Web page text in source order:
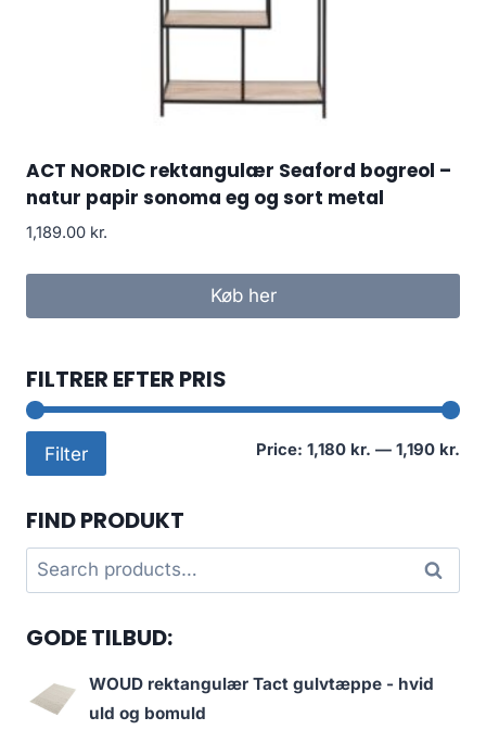
ACT NORDIC rektangulær Seaford bogreol –
natur papir sonoma eg og sort metal
1,189.00 kr.
Køb her
FILTRER EFTER PRIS
Filter Price: 1,180 kr. — 1,190 kr.
FIND PRODUKT
Search
for:
Search
GODE TILBUD:
WOUD rektangulær Tact gulvtæppe - hvid
uld og bomuld